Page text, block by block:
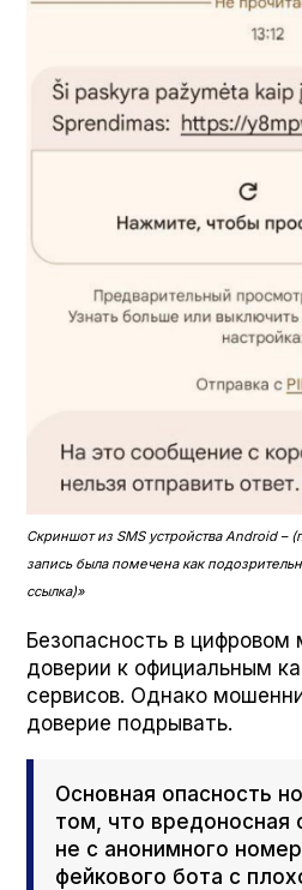
Скриншот из SMS устройства Android –
запись была помечена как
ссылка)»
Безопасность в
доверии к официальным
сервисов. Однако
доверие подрывать.
Основная опасность
том, что вредоносная
не с анонимного
фейкового бота с